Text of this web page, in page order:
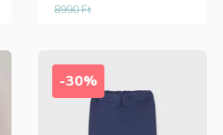
8990Ft
-30%